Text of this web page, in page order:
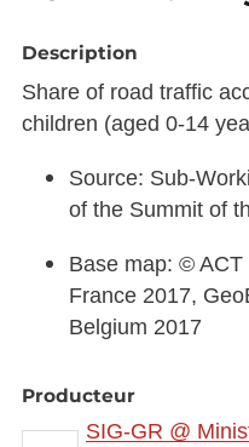
Description
Share of road traffic
children (aged 0-14
Source: Sub-
of the Summit of
Base map: ©
France 2017,
Belgium 2017
Producteur
SIG-GR @